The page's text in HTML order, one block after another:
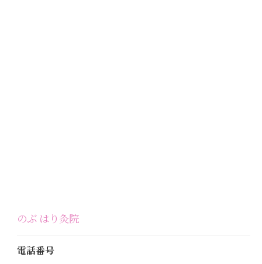
のぶ はり灸院
電話番号